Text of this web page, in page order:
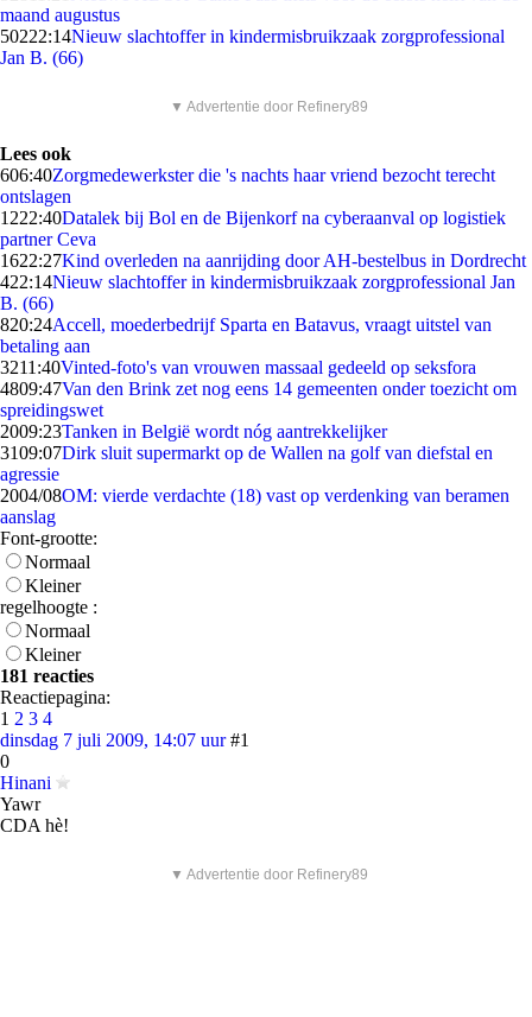
maand augustus
50222:14Nieuw slachtoffer in kindermisbruikzaak zorgprofessional
Jan B. (66)
▼ Advertentie door Refinery89
Lees ook
606:40Zorgmedewerkster die 's nachts haar vriend bezocht terecht
ontslagen
1222:40Datalek bij Bol en de Bijenkorf na cyberaanval op logistiek
partner Ceva
1622:27Kind overleden na aanrijding door AH-bestelbus in Dordrecht
422:14Nieuw slachtoffer in kindermisbruikzaak zorgprofessional Jan
B. (66)
820:24Accell, moederbedrijf Sparta en Batavus, vraagt uitstel van
betaling aan
3211:40Vinted-foto's van vrouwen massaal gedeeld op seksfora
4809:47Van den Brink zet nog eens 14 gemeenten onder toezicht om
spreidingswet
2009:23Tanken in België wordt nóg aantrekkelijker
3109:07Dirk sluit supermarkt op de Wallen na golf van diefstal en
agressie
2004/08OM: vierde verdachte (18) vast op verdenking van beramen
aanslag
Font-grootte:
Normaal
Kleiner
regelhoogte :
Normaal
Kleiner
181 reacties
Reactiepagina:
1 2 3 4
dinsdag 7 juli 2009, 14:07 uur #1
0
Hinani
Yawr
CDA hè!
▼ Advertentie door Refinery89